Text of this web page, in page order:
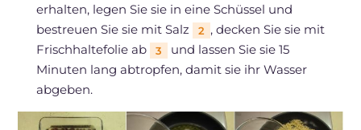
erhalten, legen Sie sie in eine Schüssel und
bestreuen Sie sie mit Salz
2 , decken Sie sie mit
Frischhaltefolie ab
3
und lassen Sie sie 15
Minuten lang abtropfen, damit sie ihr Wasser
abgeben.